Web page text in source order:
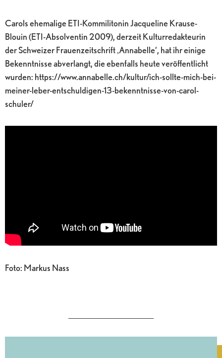
Carols ehemalige ETI-Kommilitonin Jacqueline Krause-
Blouin (ETI-Absolventin 2009), derzeit Kulturredakteurin
der Schweizer Frauenzeitschrift ‚Annabelle‘, hat ihr einige
Bekenntnisse abverlangt, die ebenfalls heute veröffentlicht
wurden: https://www.annabelle.ch/kultur/ich-sollte-mich-bei-
meiner-leber-entschuldigen-13-bekenntnisse-von-carol-
schuler/
Foto: Markus Nass